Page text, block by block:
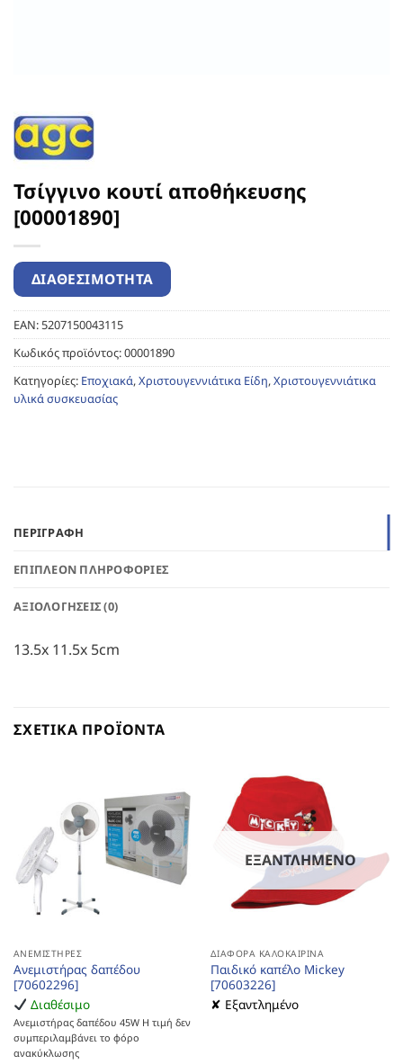
Τσίγγινο κουτί αποθήκευσης
[00001890]
EAN:5207150043115
Κωδικός προϊόντος:00001890
Κατηγορίες: Εποχιακά,Χριστουγεννιάτικα Είδη,Χριστουγεννιάτικα
υλικά συσκευασίας
ΠΕΡΙΓΡΑΦΉ
ΕΠΙΠΛΈΟΝ ΠΛΗΡΟΦΟΡΊΕΣ
ΑΞΙΟΛΟΓΉΣΕΙΣ (0)
13.5x 11.5x 5cm
ΣΧΕΤΙΚΆ ΠΡΟΪΌΝΤΑ
ΑΝΕΜΙΣΤΉΡΕΣ
Ανεμιστήρας δαπέδου
[70602296]
Διαθέσιμο
Ανεμιστήρας δαπέδου 45W Η τιμή δεν
συμπεριλαμβάνει το φόρο
ανακύκλωσης
ΕΞΑΝΤΛΗΜΈΝΟ
ΔΙΆΦΟΡΑ ΚΑΛΟΚΑΙΡΙΝΆ
Παιδικό καπέλο Mickey
[70603226]
✘ Εξαντλημένο